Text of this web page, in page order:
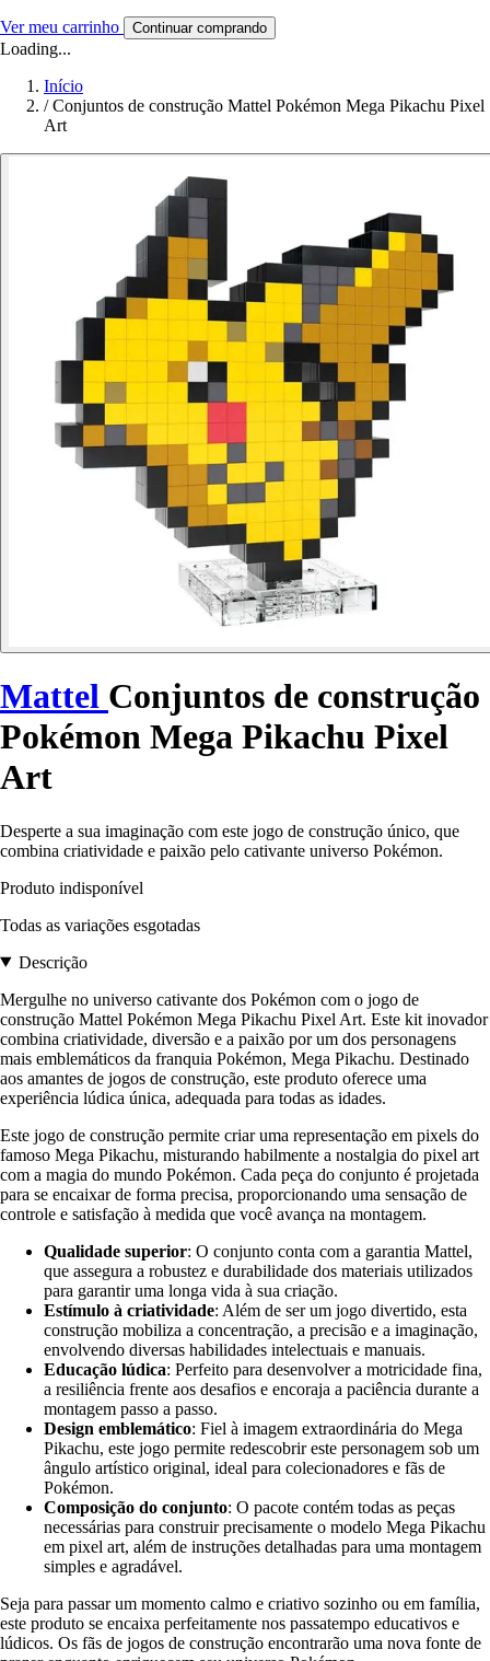
Ver meu carrinho Continuar comprando
Loading...
Início
/ Conjuntos de construção Mattel Pokémon Mega Pikachu Pixel
Art
Mattel Conjuntos de construção
Pokémon Mega Pikachu Pixel
Art
Desperte a sua imaginação com este jogo de construção único, que
combina criatividade e paixão pelo cativante universo Pokémon.
Produto indisponível
Todas as variações esgotadas
Descrição
Mergulhe no universo cativante dos Pokémon com o jogo de
construção Mattel Pokémon Mega Pikachu Pixel Art. Este kit inovador
combina criatividade, diversão e a paixão por um dos personagens
mais emblemáticos da franquia Pokémon, Mega Pikachu. Destinado
aos amantes de jogos de construção, este produto oferece uma
experiência lúdica única, adequada para todas as idades.
Este jogo de construção permite criar uma representação em pixels do
famoso Mega Pikachu, misturando habilmente a nostalgia do pixel art
com a magia do mundo Pokémon. Cada peça do conjunto é projetada
para se encaixar de forma precisa, proporcionando uma sensação de
controle e satisfação à medida que você avança na montagem.
Qualidade superior: O conjunto conta com a garantia Mattel,
que assegura a robustez e durabilidade dos materiais utilizados
para garantir uma longa vida à sua criação.
Estímulo à criatividade: Além de ser um jogo divertido, esta
construção mobiliza a concentração, a precisão e a imaginação,
envolvendo diversas habilidades intelectuais e manuais.
Educação lúdica: Perfeito para desenvolver a motricidade fina,
a resiliência frente aos desafios e encoraja a paciência durante a
montagem passo a passo.
Design emblemático: Fiel à imagem extraordinária do Mega
Pikachu, este jogo permite redescobrir este personagem sob um
ângulo artístico original, ideal para colecionadores e fãs de
Pokémon.
Composição do conjunto: O pacote contém todas as peças
necessárias para construir precisamente o modelo Mega Pikachu
em pixel art, além de instruções detalhadas para uma montagem
simples e agradável.
Seja para passar um momento calmo e criativo sozinho ou em família,
este produto se encaixa perfeitamente nos passatempo educativos e
lúdicos. Os fãs de jogos de construção encontrarão uma nova fonte de